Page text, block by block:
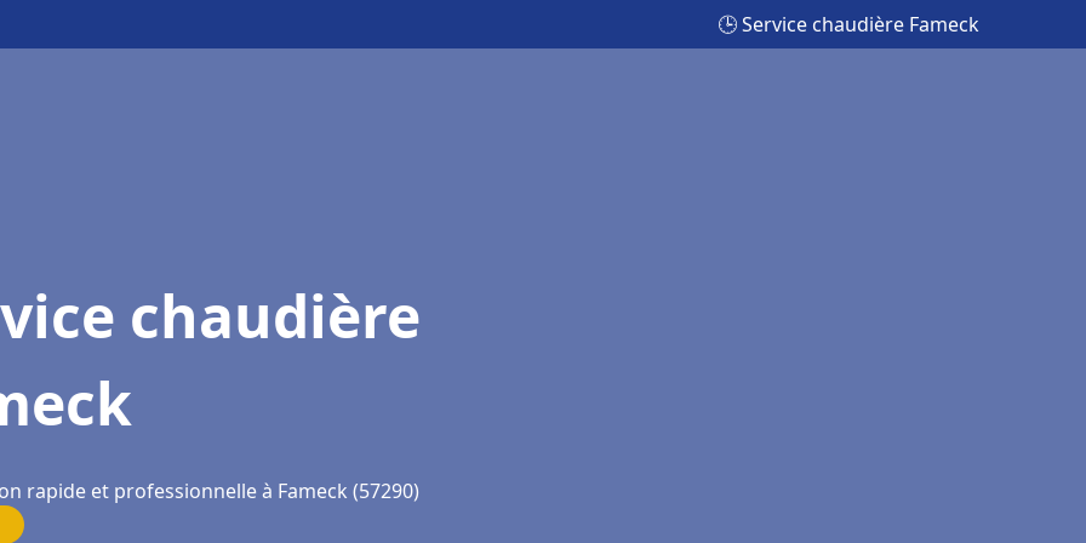
🕒 Service chaudière Fameck
chaudière
rapide et professionnelle à Fameck (57290)